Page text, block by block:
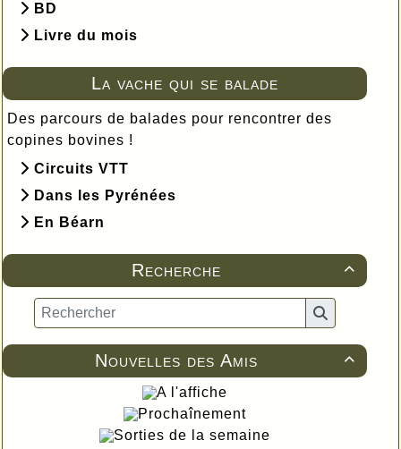
BD
Livre du mois
La vache qui se balade
Des parcours de balades pour rencontrer des
copines bovines !
Circuits VTT
Dans les Pyrénées
En Béarn

Recherche

Nouvelles des Amis
A l'affiche
Prochaînement
Sorties de la semaine